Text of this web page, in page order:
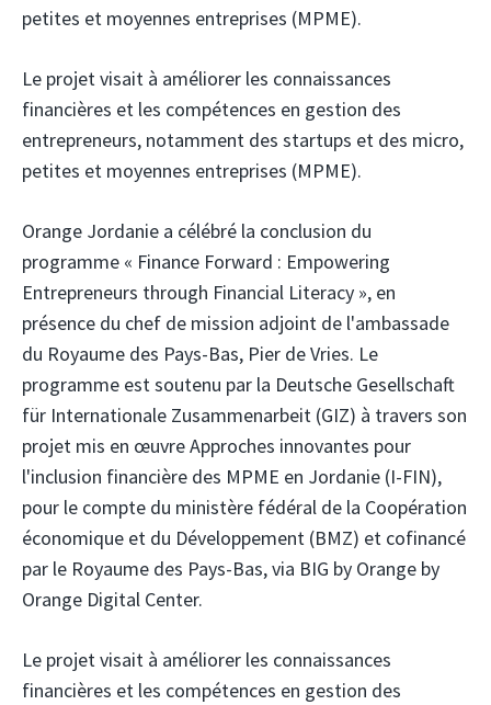
petites et moyennes entreprises (MPME).
Le projet visait à améliorer les connaissances
financières et les compétences en gestion des
entrepreneurs, notamment des startups et des micro,
petites et moyennes entreprises (MPME).
Orange Jordanie a célébré la conclusion du
programme « Finance Forward : Empowering
Entrepreneurs through Financial Literacy », en
présence du chef de mission adjoint de l'ambassade
du Royaume des Pays-Bas, Pier de Vries. Le
programme est soutenu par la Deutsche Gesellschaft
für Internationale Zusammenarbeit (GIZ) à travers son
projet mis en œuvre Approches innovantes pour
l'inclusion financière des MPME en Jordanie (I-FIN),
pour le compte du ministère fédéral de la Coopération
économique et du Développement (BMZ) et cofinancé
par le Royaume des Pays-Bas, via BIG by Orange by
Orange Digital Center.
Le projet visait à améliorer les connaissances
financières et les compétences en gestion des